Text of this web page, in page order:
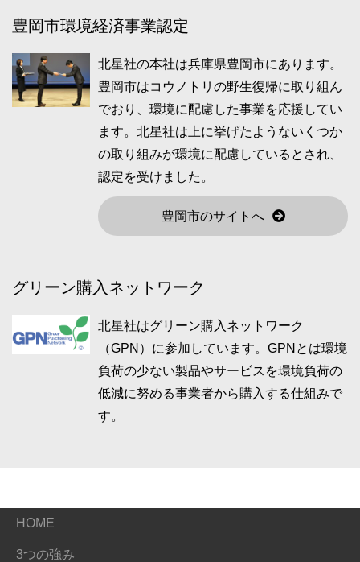
豊岡市環境経済事業認定
北星社の本社は兵庫県豊岡市にあります。
豊岡市はコウノトリの野生復帰に取り組ん
でおり、環境に配慮した事業を応援してい
ます。北星社は上に挙げたようないくつか
の取り組みが環境に配慮しているとされ、
認定を受けました。
豊岡市のサイトへ
グリーン購入ネットワーク
北星社はグリーン購入ネットワーク
（GPN）に参加しています。GPNとは環境
負荷の少ない製品やサービスを環境負荷の
低減に努める事業者から購入する仕組みで
す。
HOME
3つの強み